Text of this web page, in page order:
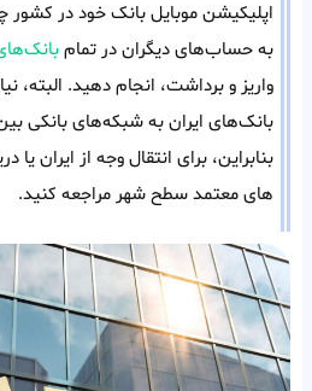
اپلیکیشن موبایل بانک خود در کشور
به حساب‌های دیگران در تمام
واریز و برداشت، انجام دهید. البته،
بانک‌های ایران به شبکه‌های بانکی
بنابراین، برای انتقال وجه از ایران یا
های معتمد سطح شهر مراجعه کنید.